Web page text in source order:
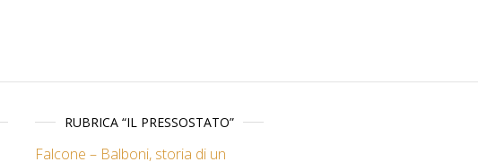
RUBRICA “IL PRESSOSTATO”
Falcone – Balboni, storia di un